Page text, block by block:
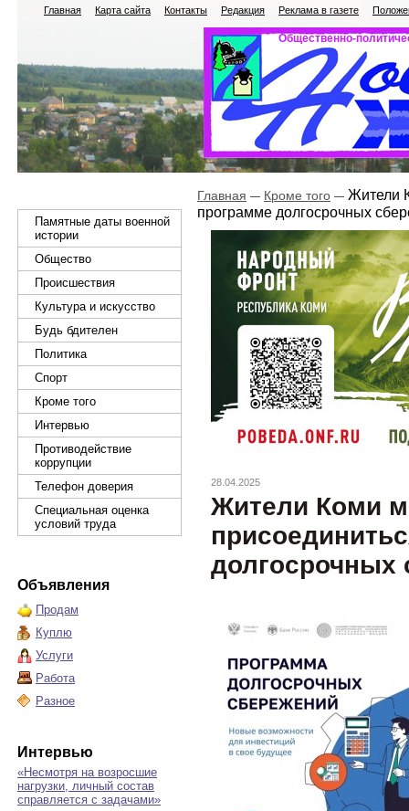
Главная Карта сайта Контакты Редакция Реклама в газете
Общественно-
Памятные даты военной
истории
Общество
Происшествия
Культура и искусство
Будь бдителен
Политика
Спорт
Кроме того
Интервью
Противодействие
коррупции
Телефон доверия
Специальная оценка
условий труда
Объявления
Продам
Куплю
Услуги
Работа
Разное
Интервью
«Несмотря на возросшие
нагрузки, личный состав
справляется с задачами»
Главная Кроме того
Жители
программе долгосрочных
28.04.2025
Жители Коми
долгосрочных